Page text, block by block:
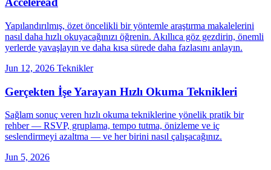
Yapılandırılmış, özet öncelikli bir yöntemle araştırma makalelerini
nasıl daha hızlı okuyacağınızı öğrenin. Akıllıca göz gezdirin, önemli
yerlerde yavaşlayın ve daha kısa sürede daha fazlasını anlayın.
Jun 12, 2026 Teknikler
Gerçekten İşe Yarayan Hızlı Okuma Teknikleri
Sağlam sonuç veren hızlı okuma tekniklerine yönelik pratik bir
rehber — RSVP, gruplama, tempo tutma, önizleme ve iç
seslendirmeyi azaltma — ve her birini nasıl çalışacağınız.
Jun 5, 2026